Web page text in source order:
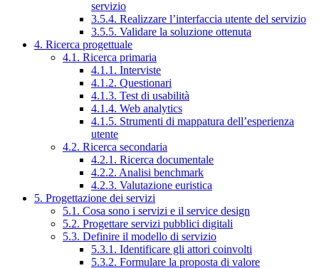
servizio
3.5.4. Realizzare l’interfaccia utente del servizio
3.5.5. Validare la soluzione ottenuta
4. Ricerca progettuale
4.1. Ricerca primaria
4.1.1. Interviste
4.1.2. Questionari
4.1.3. Test di usabilità
4.1.4. Web analytics
4.1.5. Strumenti di mappatura dell’esperienza
utente
4.2. Ricerca secondaria
4.2.1. Ricerca documentale
4.2.2. Analisi benchmark
4.2.3. Valutazione euristica
5. Progettazione dei servizi
5.1. Cosa sono i servizi e il service design
5.2. Progettare servizi pubblici digitali
5.3. Definire il modello di servizio
5.3.1. Identificare gli attori coinvolti
5.3.2. Formulare la proposta di valore